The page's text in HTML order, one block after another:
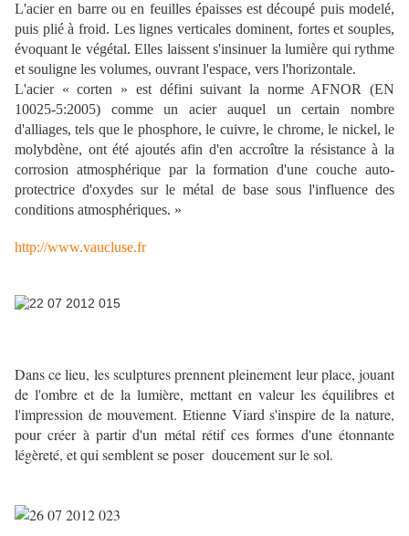
L'acier en barre ou en feuilles épaisses est découpé puis modelé,
puis plié à froid. Les lignes verticales dominent, fortes et souples,
évoquant le végétal. Elles laissent s'insinuer la lumière qui rythme
et souligne les volumes, ouvrant l'espace, vers l'horizontale.
L'acier « corten » est défini suivant la norme AFNOR (EN
10025-5:2005) comme un acier auquel un certain nombre
d'alliages, tels que le phosphore, le cuivre, le chrome, le nickel, le
molybdène, ont été ajoutés afin d'en accroître la résistance à la
corrosion atmosphérique par la formation d'une couche auto-
protectrice d'oxydes sur le métal de base sous l'influence des
conditions atmosphériques. »
http://www.vaucluse.fr
Dans ce lieu, les sculptures prennent pleinement leur place, jouant
de l'ombre et de la lumière, mettant en valeur les équilibres et
l'impression de mouvement. Etienne Viard s'inspire de la nature,
pour créer à partir d'un métal rétif ces formes d'une étonnante
légèreté, et qui semblent se poser doucement sur le sol.